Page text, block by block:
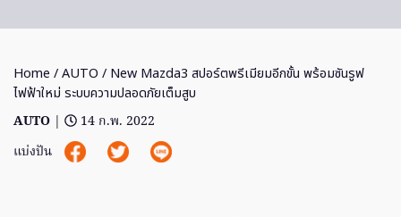
Home /AUTO / New Mazda3 สปอร์ตพรีเมียมอีกขั้น พร้อมซันรูฟ
ไฟฟ้าใหม่ ระบบความปลอดภัยเต็มสูบ
AUTO |
14 ก.พ. 2022
แบ่งปัน